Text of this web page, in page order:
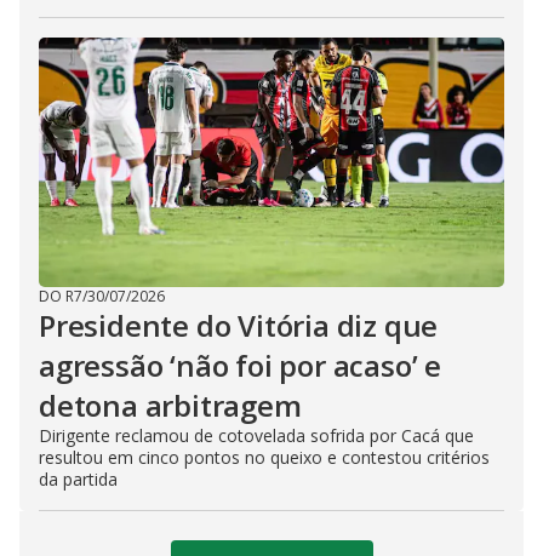
DO R7/30/07/2026
Presidente do Vitória diz que
agressão ‘não foi por acaso’ e
detona arbitragem
Dirigente reclamou de cotovelada sofrida por Cacá que
resultou em cinco pontos no queixo e contestou critérios
da partida